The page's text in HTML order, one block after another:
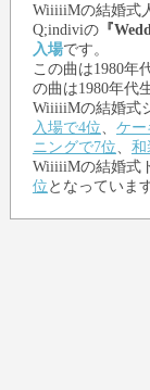
WiiiiiMの結婚式
Q;indiviの『
入場です。
この曲は1980年
の曲は1980年代
WiiiiiMの結婚式
入場で4位
ケー
ニングで7位
和
WiiiiiMの結婚式
位 となっています